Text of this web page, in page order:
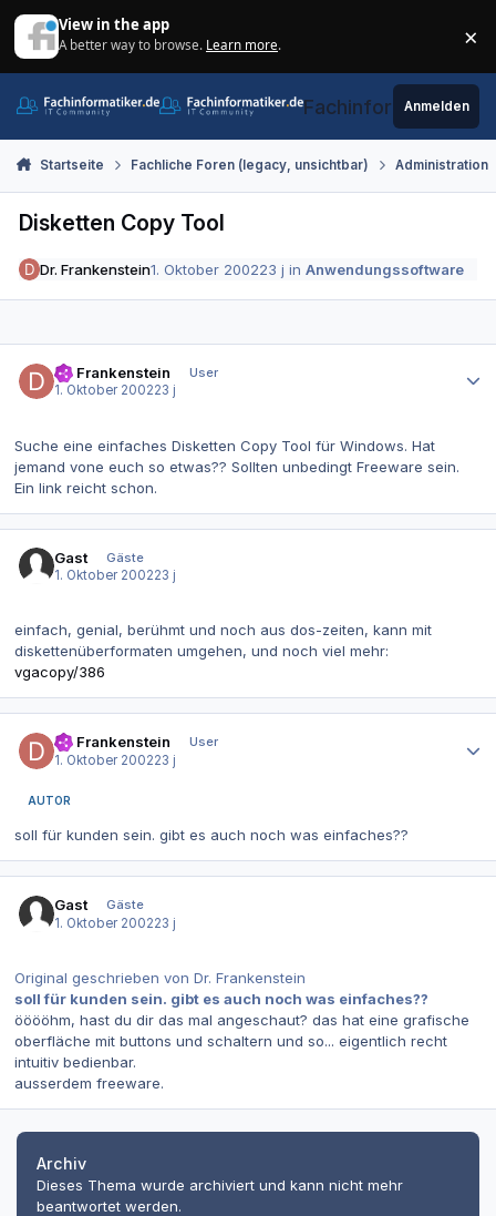
View in the app
A better way to browse. Learn more. ×
Fachinformatiker.de
Anmelden
Startseite Fachliche Foren (legacy, unsichtbar) Administration
Disketten Copy Tool
Dr. Frankenstein1. Oktober 200223 j inAnwendungssoftware
Dr. Frankenstein
User
1. Oktober 200223 j
Suche eine einfaches Disketten Copy Tool für Windows. Hat
jemand vone euch so etwas?? Sollten unbedingt Freeware sein.
Ein link reicht schon.
Gast
Gäste
1. Oktober 200223 j
einfach, genial, berühmt und noch aus dos-zeiten, kann mit
diskettenüberformaten umgehen, und noch viel mehr:
vgacopy/386
Dr. Frankenstein
User
1. Oktober 200223 j
AUTOR
soll für kunden sein. gibt es auch noch was einfaches??
Gast
Gäste
1. Oktober 200223 j
Original geschrieben von Dr. Frankenstein
soll für kunden sein. gibt es auch noch was einfaches??
ööööhm, hast du dir das mal angeschaut? das hat eine grafische
oberfläche mit buttons und schaltern und so... eigentlich recht
intuitiv bedienbar.
ausserdem freeware.
Archiv
Dieses Thema wurde archiviert und kann nicht mehr
beantwortet werden.